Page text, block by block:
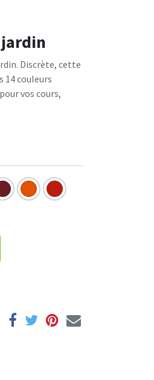
Discrète, cette
14 couleurs
vos cours,